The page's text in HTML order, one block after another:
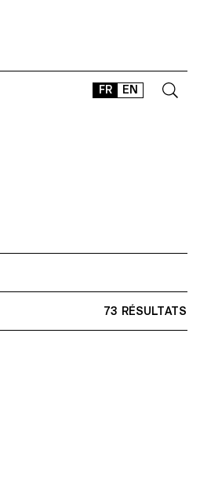
FR EN
73 RÉSULTATS